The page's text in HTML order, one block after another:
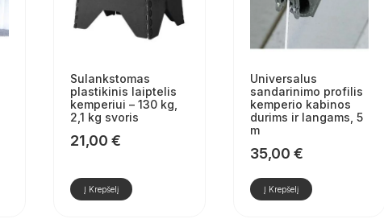
Sulankstomas
plastikinis laiptelis
kemperiui – 130 kg,
2,1 kg svoris
21,00 €
Į Krepšelį
Universalus
sandarinimo profilis
kemperio kabinos
durims ir langams, 5
m
35,00 €
Į Krepšelį